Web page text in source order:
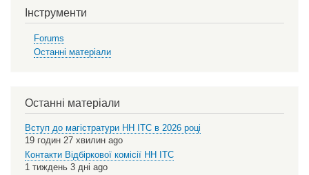
Інструменти
Forums
Останні матеріали
Останні матеріали
Вступ до магістратури НН ІТС в 2026 році
19 годин 27 хвилин ago
Контакти Відбіркової комісії НН ІТС
1 тиждень 3 дні ago